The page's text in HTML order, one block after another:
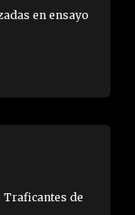
en ensayo
de